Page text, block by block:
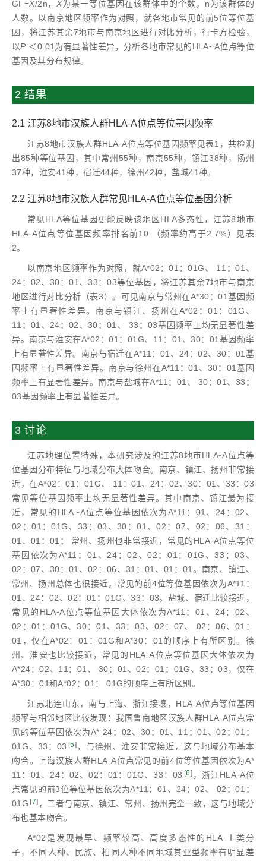
GF=X/2n， X为某一等位基因在该群体中的个数，n为该群体的
人数。以南京地区频率作为对照，就各地市常见的前5位等位基
因，将江苏其余7地市与南京地区进行对比分析，行卡方检验，
以P＜0.01为有显著性差异，分析各地市常见的HLA⁃ A位点等位
基因及其分布规律。
2 结果
2.1 江苏8地市汉族人群HLA⁃A位点等位基因频率
江苏8地市汉族人群HLA⁃A位点等位基因频率见表1，共检测
出85种等位基因，其中常州55种，南京55种，镇江38种，扬州
37种，淮安41种，宿迁44种，徐州42种，盐城41种。
2.2 江苏8地市汉族人群常见HLA⁃A位点等位基因分析
常见HLA等位基因更能反映该地区HLA多态性，江苏8地市
HLA⁃A位点等位基因频率排名前10 （频率约高于2.7%）见表
2。
以南京地区频率作为对照，就A*02：01：01G、 11：01、
24：02、30：01、33：03等位基因，将江苏其余7地市与南京
地区进行对比分析（表3）。可见南京与常州在A*30：01基因频
率上有显著性差异。南京与镇江、扬州在A*02：01：01G、
11：01、24：02、30：01、 33：03基因频率上均无显著性差
异。南京与淮安在A*02：01：01G、11：01、30：01基因频率
上有显著性差异。南京与宿迁在A*11：01、24：02、30：01基
因频率上有显著性差异。南京与徐州在A*11：01、30：01基因
频率上有显著性差异。南京与盐城在A*11：01、 30：01、33：
03基因频率上有显著性差异。
3 讨论
江苏地理位置特殊，本研究涉及的江苏8地市HLA⁃A位点等
位基因分布特征与地域分布大体吻合。南京、镇江、扬州非常接
近，在A*02：01：01G、 11：01、24：02、30：01、33：03
常见等位基因频率上均无显著性差异。其中南京、镇江最为接
近，常见的HLA ⁃A位点等位基因依次为A*11：01、24：02、
02：01：01G、33：03、30：01、02：07、02：06、31：
01、01：01； 常州、扬州也非常接近，常见的HLA⁃A位点等位
基因依次为A*11：01、24：02、02：01：01G、33：03、
02：07、30：01、02：06、31：01、01：01。南京、镇江、
常州、扬州总体也很接近，常见的前4位等位基因依次为A*11：
01、24：02、02：01：01G、33：03。盐城、宿迁比较接近，
常见的HLA⁃A位点等位基因大体依次为A*11：01、24：02、
02：01：01G、30：01、33：03、02：07、 02：06、01：
01，仅在A*02：01：01G和A*30：01的顺序上有所区别。徐
州、淮安也比较接近，常见的HLA⁃A位点等位基因大体依次为
A*24：02、11：01、 30：01、02：01：01G、33：03，仅在
A*30：01和A*02：01： 01G的顺序上有所区别。
江苏北连山东，南与上海、浙江接壤，HLA⁃A位点等位基因
频率与相邻地区比较发现：我国鲁南地区汉族人群HLA⁃A位点常
见的等位基因依次为A* 24：02、30：01、11：01、02：01：
01G、33：03 [5] ，与徐州、淮安非常接近，这与地域分布基本
吻合。上海汉族人群HLA⁃A位点常见的前4位等位基因依次为A*
11：01、24：02、02：01：01G、33：03 [6]，浙江HLA⁃A位
点常见的前3位等位基因依次为A*11：01、24：02、 02：01：
01G [7] ，二者与南京、镇江、常州、扬州完全一致，这与地域分
布也基本吻合。
A*02是发现最早、频率较高、高度多态性的HLA⁃Ⅰ类分
子，不同人种、民族、相同人种不同地域其亚型频率有明显差